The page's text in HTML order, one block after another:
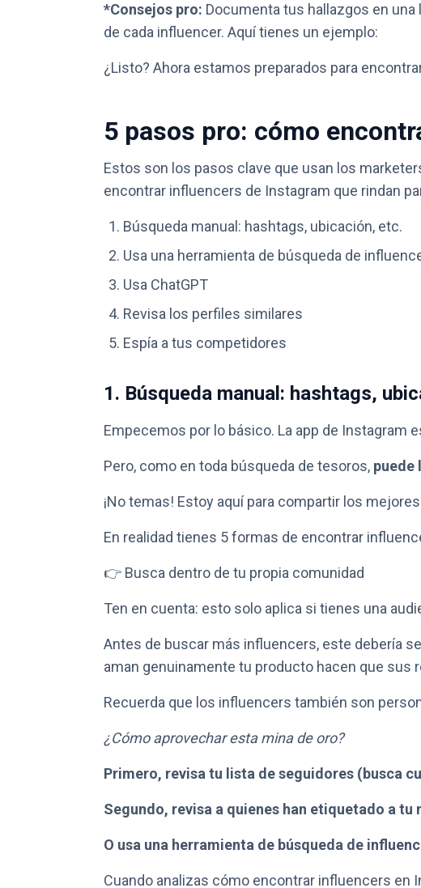
*Consejos pro: Documenta tus hallazgos en
de cada influencer. Aquí tienes un ejemplo:
¿Listo? Ahora estamos preparados para
5 pasos pro: cómo
Estos son los pasos clave que usan los
encontrar influencers de Instagram que rindan
Búsqueda manual: hashtags, ubicación, etc.
Usa una herramienta de búsqueda de
Usa ChatGPT
Revisa los perfiles similares
Espía a tus competidores
1. Búsqueda manual: hashtags,
Empecemos por lo básico. La app de Instagram
Pero, como en toda búsqueda de tesoros, puede
¡No temas! Estoy aquí para compartir los
En realidad tienes 5 formas de encontrar
👉 Busca dentro de tu propia comunidad
Ten en cuenta: esto solo aplica si tienes una
Antes de buscar más influencers, este debería
aman genuinamente tu producto hacen que sus
Recuerda que los influencers también son
¿Cómo aprovechar esta mina de oro?
Primero, revisa tu lista de seguidores (busca
Segundo, revisa a quienes han etiquetado a tu
O usa una herramienta de búsqueda de
Cuando analizas cómo encontrar influencers